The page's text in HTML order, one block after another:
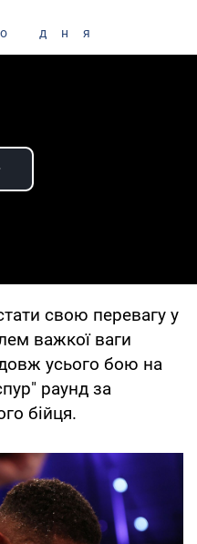
дня
Video
свою перевагу у
важкої ваги
усього бою на
раунд за
бійця.